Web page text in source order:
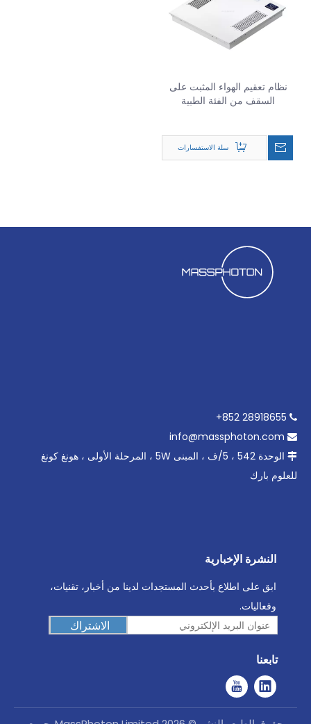
نظام تعقيم الهواء المثبت على
السقف من الفئة الطبية
سلة الاستفسارات



الوحدة 542 ، 5/ف ، المبنى 5W ، المرحلة الأولى ، هونغ كونغ
للعلوم بارك
النشرة الإخبارية
ابق على اطلاع بأحدث المستجدات لدينا من أخبار، تقنيات،
وفعاليات.
الاشتراك
تابعنا